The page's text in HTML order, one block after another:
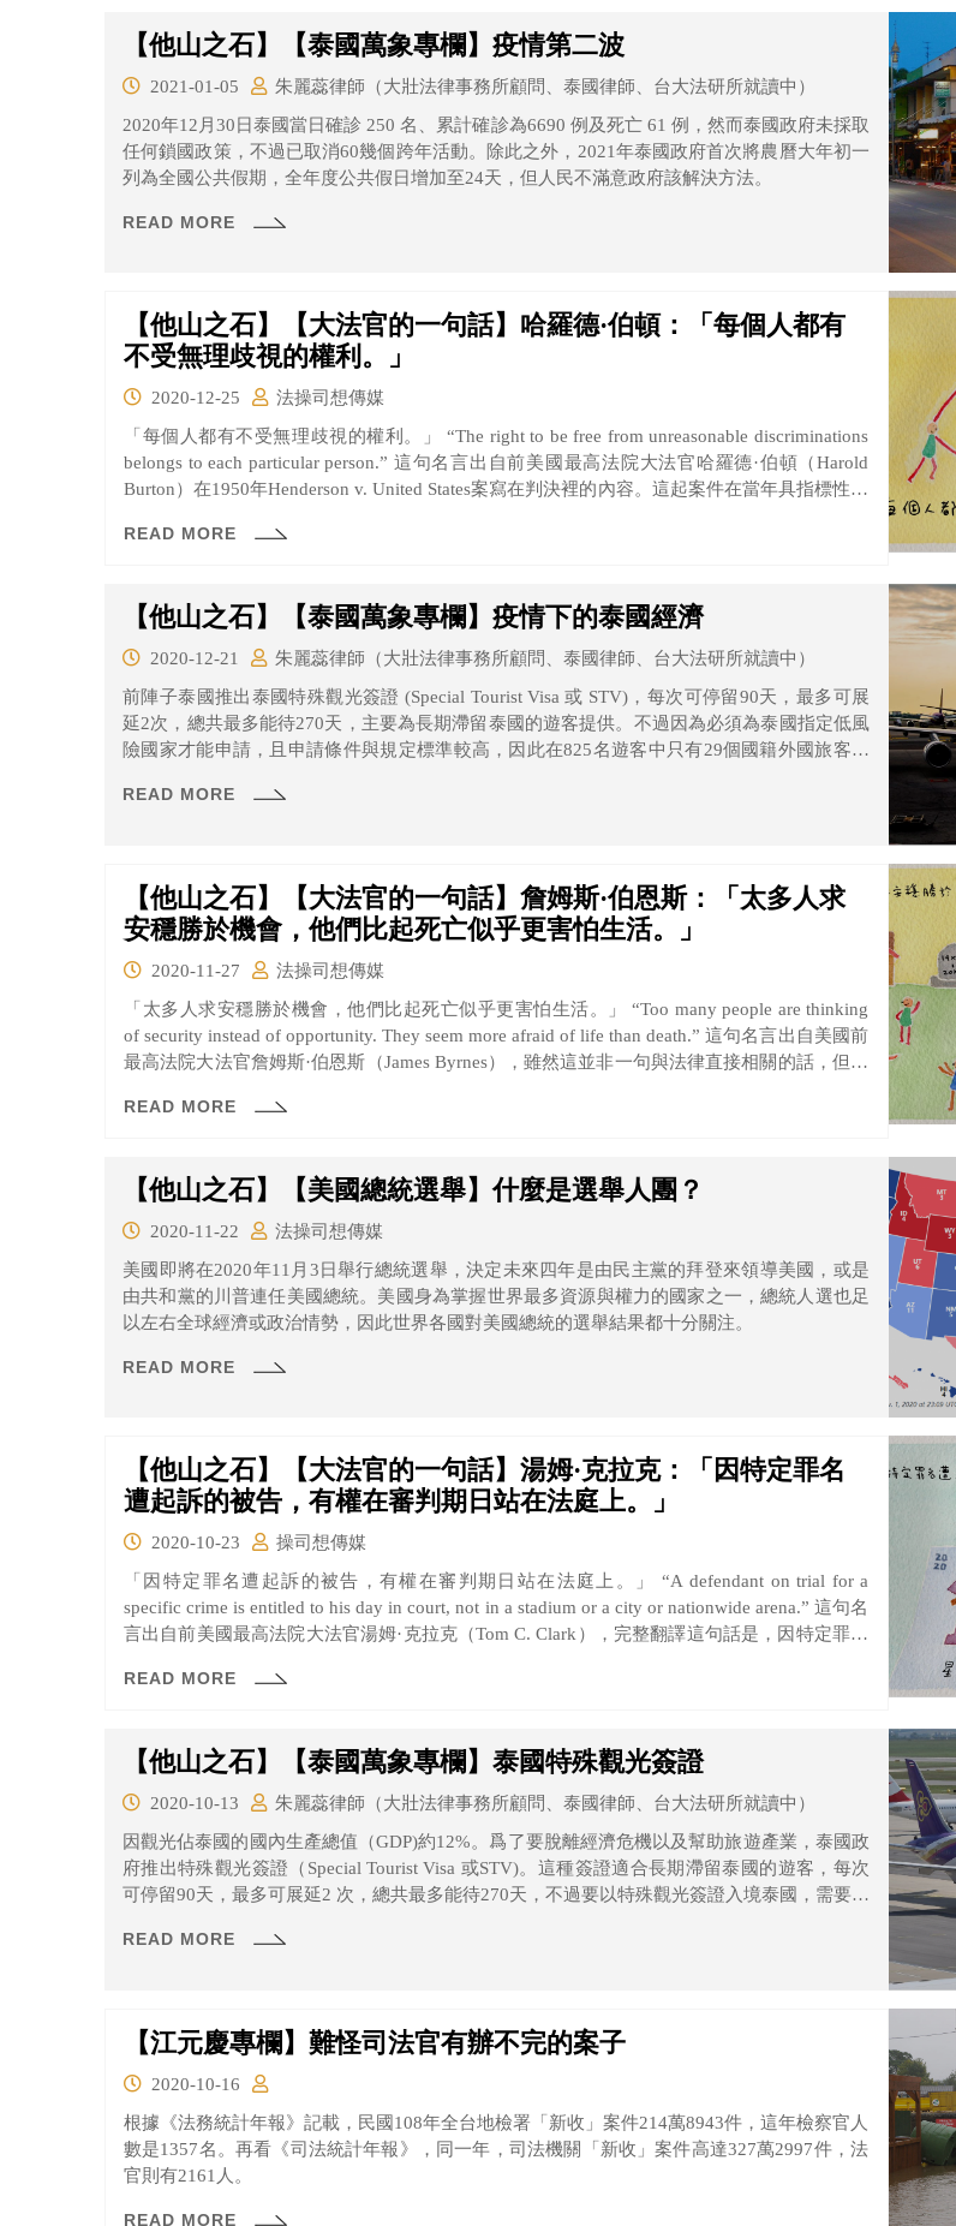
【他山之石】【泰國萬象專欄】疫情第二波
2021-01-05
朱麗蕊律師（大壯法律事務所顧問、泰國律師、台大法研所就讀中）
2020年12月30日泰國當日確診 250 名、累計確診為6690 例及死亡 61 例，然而泰國政府未採取
任何鎖國政策，不過已取消60幾個跨年活動。除此之外，2021年泰國政府首次將農曆大年初一
列為全國公共假期，全年度公共假日增加至24天，但人民不滿意政府該解決方法。
READ MORE
【他山之石】【大法官的一句話】哈羅德·伯頓：「每個人都有
不受無理歧視的權利。」
2020-12-25
法操司想傳媒
「每個人都有不受無理歧視的權利。」 “The right to be free from unreasonable discriminations
belongs to each particular person.” 這句名言出自前美國最高法院大法官哈羅德·伯頓（Harold
Burton）在1950年Henderson v. United States案寫在判決裡的內容。這起案件在當年具指標性意
法律終結種族隔離制度的前期判決之一。
READ MORE
【他山之石】【泰國萬象專欄】疫情下的泰國經濟
2020-12-21
朱麗蕊律師（大壯法律事務所顧問、泰國律師、台大法研所就讀中）
前陣子泰國推出泰國特殊觀光簽證 (Special Tourist Visa 或 STV)，每次可停留90天，最多可展
延2次，總共最多能待270天，主要為長期滯留泰國的遊客提供。不過因為必須為泰國指定低風
險國家才能申請，且申請條件與規定標準較高，因此在825名遊客中只有29個國籍外國旅客使
旅客，不過入境者一律强制隔離14天。
READ MORE
【他山之石】【大法官的一句話】詹姆斯·伯恩斯：「太多人求
安穩勝於機會，他們比起死亡似乎更害怕生活。」
2020-11-27
法操司想傳媒
「太多人求安穩勝於機會，他們比起死亡似乎更害怕生活。」 “Too many people are thinking
of security instead of opportunity. They seem more afraid of life than death.” 這句名言出自美國前
最高法院大法官詹姆斯·伯恩斯（James Byrnes），雖然這並非一句與法律直接相關的話，但像
而是面對人生的一種態度。伯恩斯大法官這句話，也同樣道出他對人生的看法，這或許和他豐
READ MORE
【他山之石】【美國總統選舉】什麼是選舉人團？
2020-11-22
法操司想傳媒
美國即將在2020年11月3日舉行總統選舉，決定未來四年是由民主黨的拜登來領導美國，或是
由共和黨的川普連任美國總統。美國身為掌握世界最多資源與權力的國家之一，總統人選也足
以左右全球經濟或政治情勢，因此世界各國對美國總統的選舉結果都十分關注。
READ MORE
【他山之石】【大法官的一句話】湯姆·克拉克：「因特定罪名
遭起訴的被告，有權在審判期日站在法庭上。」
2020-10-23
操司想傳媒
「因特定罪名遭起訴的被告，有權在審判期日站在法庭上。」 “A defendant on trial for a
specific crime is entitled to his day in court, not in a stadium or a city or nationwide arena.” 這句名
言出自前美國最高法院大法官湯姆·克拉克（Tom C. Clark），完整翻譯這句話是，因特定罪名
方。克拉克大法官想表達的是，被告有站上法院陳述，並以正當法律程序受公平審判的權利。
READ MORE
【他山之石】【泰國萬象專欄】泰國特殊觀光簽證
2020-10-13
朱麗蕊律師（大壯法律事務所顧問、泰國律師、台大法研所就讀中）
因觀光佔泰國的國內生產總值（GDP)約12%。爲了要脫離經濟危機以及幫助旅遊產業，泰國政
府推出特殊觀光簽證（Special Tourist Visa 或STV)。這種簽證適合長期滯留泰國的遊客，每次
可停留90天，最多可展延2 次，總共最多能待270天，不過要以特殊觀光簽證入境泰國，需要符
READ MORE
【江元慶專欄】難怪司法官有辦不完的案子
2020-10-16
根據《法務統計年報》記載，民國108年全台地檢署「新收」案件214萬8943件，這年檢察官人
數是1357名。再看《司法統計年報》，同一年，司法機關「新收」案件高達327萬2997件，法
官則有2161人。
READ MORE